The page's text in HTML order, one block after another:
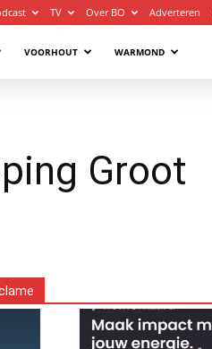
TV Over BO Adverteren
VOORHOUT WARMOND
Groot